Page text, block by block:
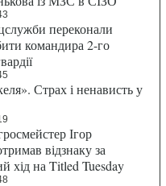
переконали
командира 2-го
Страх і ненависть у
Ігор
відзнаку за
хід на Titled Tuesday